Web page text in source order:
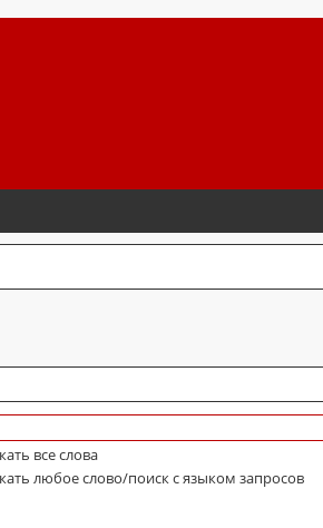
все слова
любое слово/поиск с языком запросов